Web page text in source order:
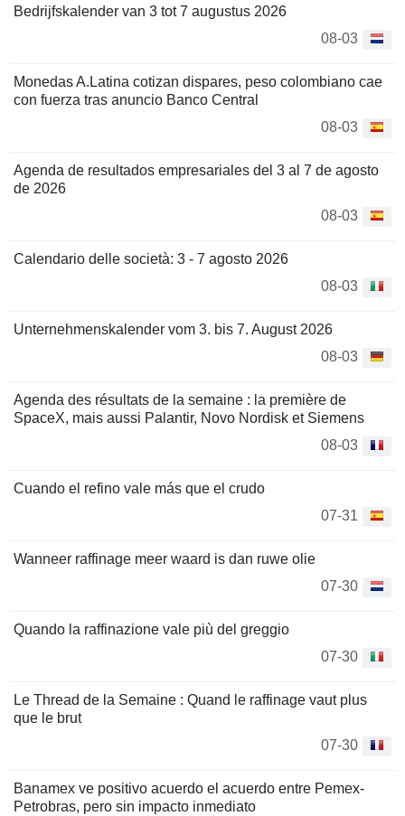
Bedrijfskalender van 3 tot 7 augustus 2026
08-03
Monedas A.Latina cotizan dispares, peso colombiano cae
con fuerza tras anuncio Banco Central
08-03
Agenda de resultados empresariales del 3 al 7 de agosto
de 2026
08-03
Calendario delle società: 3 - 7 agosto 2026
08-03
Unternehmenskalender vom 3. bis 7. August 2026
08-03
Agenda des résultats de la semaine : la première de
SpaceX, mais aussi Palantir, Novo Nordisk et Siemens
08-03
Cuando el refino vale más que el crudo
07-31
Wanneer raffinage meer waard is dan ruwe olie
07-30
Quando la raffinazione vale più del greggio
07-30
Le Thread de la Semaine : Quand le raffinage vaut plus
que le brut
07-30
Banamex ve positivo acuerdo el acuerdo entre Pemex-
Petrobras, pero sin impacto inmediato